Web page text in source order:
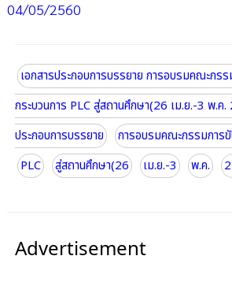
04/05/2560
เอกสารประกอบการบรรยาย การอบรมคณะกร
กระบวนการ PLC สู่สถานศึกษา(26 เม.ย.-3 พ.ค
ประกอบการบรรยาย
การอบรมคณะกรรมการ
PLC
สู่สถานศึกษา(26 เม.ย.-3 พ.ค.
Advertisement